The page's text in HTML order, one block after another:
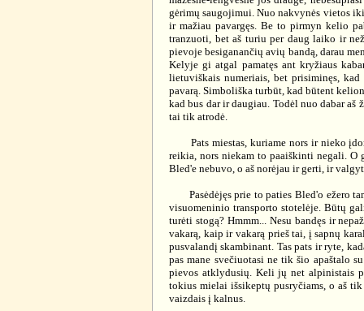
gėrimų saugojimui. Nuo nakvynės vietos
ir mažiau pavargęs. Be to pirmyn kelio
tranzuoti, bet aš turiu per daug laiko ir
pievoje besiganančių avių bandą, darau
Kelyje gi atgal pamatęs ant kryžiaus
lietuviškais numeriais, bet prisiminęs,
pavarą. Simboliška turbūt, kad būtent
kad bus dar ir daugiau. Todėl nuo dabar aš
tai tik atrodė.
Pats miestas, kuriame nors ir nieko
reikia, nors niekam to paaiškinti negali.
Bled'e nebuvo, o aš norėjau ir gerti, ir
Pasėdėjęs prie to paties Bled'o ežero
visuomeninio transporto stotelėje. Būtų
turėti stogą? Hmmm... Nesu bandęs ir
vakarą, kaip ir vakarą prieš tai, į sapnų
pusvalandį skambinant. Tas pats ir ryte,
pas mane svečiuotasi ne tik šio apaštalo
pievos atklydusių. Keli jų net alpinistais
tokius mielai išsikeptų pusryčiams, o aš
vaizdais į kalnus.